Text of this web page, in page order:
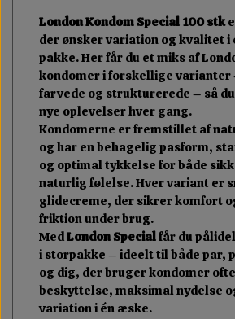
London Kondom Special 100 stk
der ønsker variation og kvalitet i
pakke. Her får du et miks af
kondomer i forskellige
farvede og strukturerede – så
nye oplevelser hver gang.
Kondomerne er fremstillet af
og har en behagelig pasform,
og optimal tykkelse for både
naturlig følelse. Hver variant er
glidecreme, der sikrer komfort
friktion under brug.
MedLondon Specialfår du
i storpakke – ideelt til både par,
og dig, der bruger kondomer
beskyttelse, maksimal nydelse
variation i én æske.